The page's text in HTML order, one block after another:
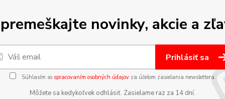
novinky, akcie a
Prihlásiť sa
Súhlasím so spracovaním osobných údajovza účelom zasielania newslettera.
Môžete sa kedykoľvek odhlásiť. Zasielame raz za 14 dní.